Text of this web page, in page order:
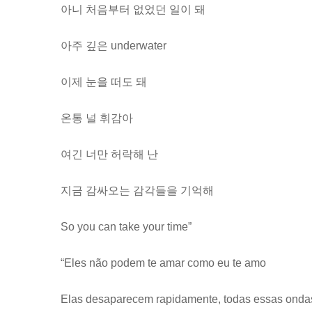
아니 처음부터 없었던 일이 돼
아주 깊은 underwater
이제 눈을 떠도 돼
온통 널 휘감아
여긴 너만 허락해 난
지금 감싸오는 감각들을 기억해
So you can take your time”
“Eles não podem te amar como eu te amo
Elas desaparecem rapidamente, todas essas